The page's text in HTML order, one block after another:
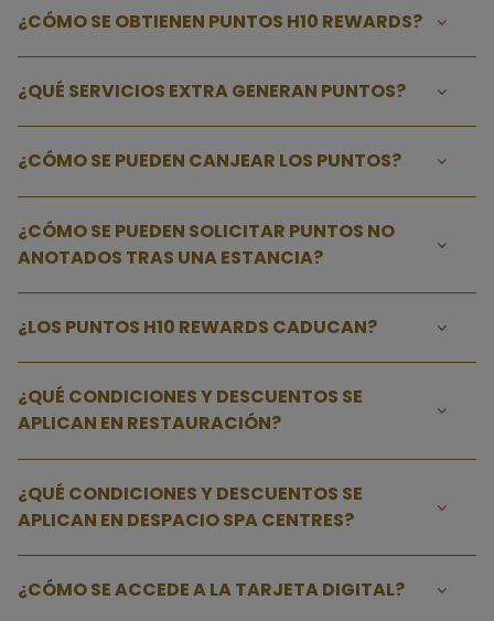
¿CÓMO SE OBTIENEN PUNTOS H10 REWARDS?
¿QUÉ SERVICIOS EXTRA GENERAN PUNTOS?
¿CÓMO SE PUEDEN CANJEAR LOS PUNTOS?
¿CÓMO SE PUEDEN SOLICITAR PUNTOS NO
ANOTADOS TRAS UNA ESTANCIA?
¿LOS PUNTOS H10 REWARDS CADUCAN?
¿QUÉ CONDICIONES Y DESCUENTOS SE
APLICAN EN RESTAURACIÓN?
¿QUÉ CONDICIONES Y DESCUENTOS SE
APLICAN EN DESPACIO SPA CENTRES?
¿CÓMO SE ACCEDE A LA TARJETA DIGITAL?